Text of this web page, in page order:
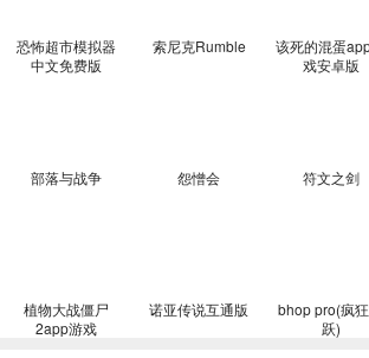
恐怖超市模拟器
中文免费版
索尼克Rumble
该死的混蛋
戏安卓版
部落与战争 怨憎会 符文之剑
植物大战僵尸
2app游戏
诺亚传说互通版
bhop pro(疯
跃)